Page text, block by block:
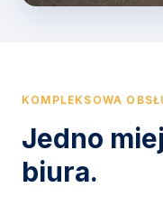
KOMPLEKSOWA
Jedno
biura.